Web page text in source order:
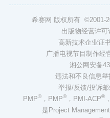
希赛网 版权所有 ©2001-
出版物经营许可
高新技术企业证
广播电视节目制作经
湘公网安备
违法和不良信息
举报/反馈/投诉
PMP®，PMP®，PMI-ACP®
是Project